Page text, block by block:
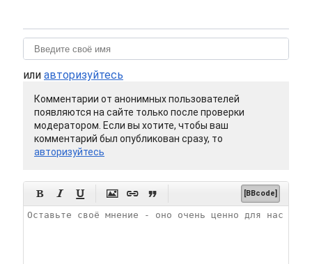
или авторизуйтесь
Комментарии от анонимных пользователей
появляются на сайте только после проверки
модератором. Если вы хотите, чтобы ваш
комментарий был опубликован сразу, то
авторизуйтесь
      [BBcode]